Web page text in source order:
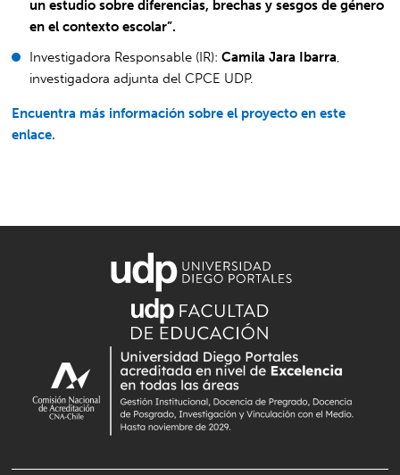
un estudio sobre diferencias, brechas y sesgos de género
en el contexto escolar”.
Investigadora Responsable (IR):Camila Jara Ibarra,
investigadora adjunta del CPCE UDP.
Encuentra más información sobre el proyecto en este
enlace.